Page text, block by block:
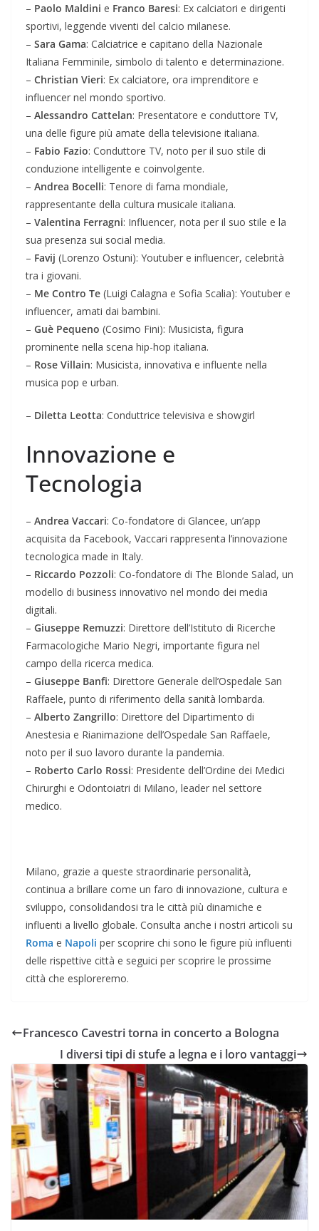
– Paolo Maldini e Franco Baresi: Ex calciatori e dirigenti
sportivi, leggende viventi del calcio milanese.
– Sara Gama: Calciatrice e capitano della Nazionale
Italiana Femminile, simbolo di talento e determinazione.
– Christian Vieri: Ex calciatore, ora imprenditore e
influencer nel mondo sportivo.
– Alessandro Cattelan: Presentatore e conduttore TV,
una delle figure più amate della televisione italiana.
– Fabio Fazio: Conduttore TV, noto per il suo stile di
conduzione intelligente e coinvolgente.
– Andrea Bocelli: Tenore di fama mondiale,
rappresentante della cultura musicale italiana.
– Valentina Ferragni: Influencer, nota per il suo stile e la
sua presenza sui social media.
– Favij (Lorenzo Ostuni): Youtuber e influencer, celebrità
tra i giovani.
– Me Contro Te (Luigi Calagna e Sofia Scalia): Youtuber e
influencer, amati dai bambini.
– Guè Pequeno (Cosimo Fini): Musicista, figura
prominente nella scena hip-hop italiana.
– Rose Villain: Musicista, innovativa e influente nella
musica pop e urban.
– Diletta Leotta: Conduttrice televisiva e showgirl
Innovazione e
Tecnologia
– Andrea Vaccari: Co-fondatore di Glancee, un’app
acquisita da Facebook, Vaccari rappresenta l’innovazione
tecnologica made in Italy.
– Riccardo Pozzoli: Co-fondatore di The Blonde Salad, un
modello di business innovativo nel mondo dei media
digitali.
– Giuseppe Remuzzi: Direttore dell’Istituto di Ricerche
Farmacologiche Mario Negri, importante figura nel
campo della ricerca medica.
– Giuseppe Banfi: Direttore Generale dell’Ospedale San
Raffaele, punto di riferimento della sanità lombarda.
– Alberto Zangrillo: Direttore del Dipartimento di
Anestesia e Rianimazione dell’Ospedale San Raffaele,
noto per il suo lavoro durante la pandemia.
– Roberto Carlo Rossi: Presidente dell’Ordine dei Medici
Chirurghi e Odontoiatri di Milano, leader nel settore
medico.
Milano, grazie a queste straordinarie personalità,
continua a brillare come un faro di innovazione, cultura e
sviluppo, consolidandosi tra le città più dinamiche e
influenti a livello globale. Consulta anche i nostri articoli su
Roma e Napoli per scoprire chi sono le figure più influenti
delle rispettive città e seguici per scoprire le prossime
città che esploreremo.
Francesco Cavestri torna in concerto a Bologna
I diversi tipi di stufe a legna e i loro vantaggi